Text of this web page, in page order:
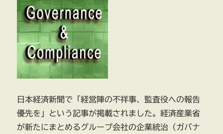
日本経済新聞で「経営陣の不祥事、監査役への報告
優先を」という記事が掲載されました。経済産業省
が新たにまとめるグループ会社の企業統治（ガバナ